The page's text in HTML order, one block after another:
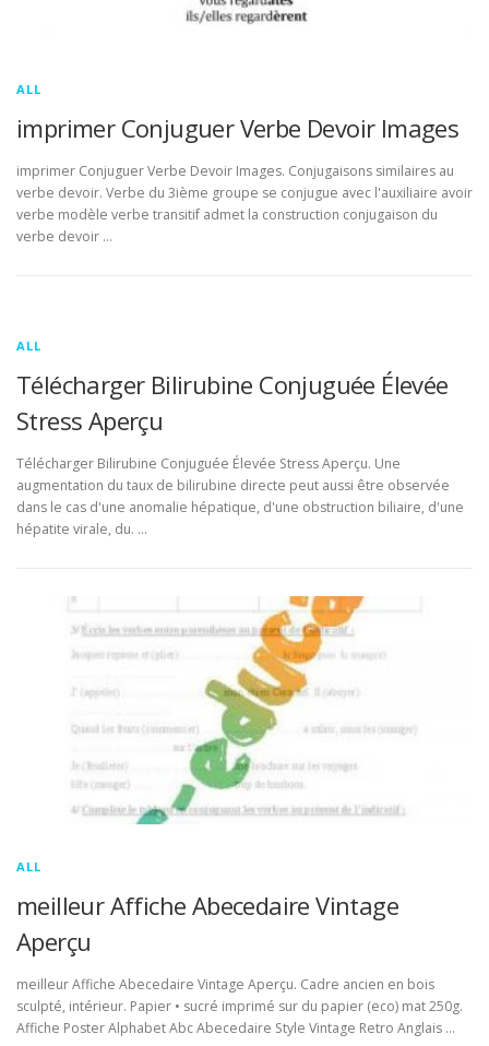
ALL
imprimer Conjuguer Verbe Devoir Images
imprimer Conjuguer Verbe Devoir Images. Conjugaisons similaires au
verbe devoir. Verbe du 3ième groupe se conjugue avec l'auxiliaire avoir
verbe modèle verbe transitif admet la construction conjugaison du
verbe devoir …
ALL
Télécharger Bilirubine Conjuguée Élevée
Stress Aperçu
Télécharger Bilirubine Conjuguée Élevée Stress Aperçu. Une
augmentation du taux de bilirubine directe peut aussi être observée
dans le cas d'une anomalie hépatique, d'une obstruction biliaire, d'une
hépatite virale, du. …
ALL
meilleur Affiche Abecedaire Vintage
Aperçu
meilleur Affiche Abecedaire Vintage Aperçu. Cadre ancien en bois
sculpté, intérieur. Papier • sucré imprimé sur du papier (eco) mat 250g.
Affiche Poster Alphabet Abc Abecedaire Style Vintage Retro Anglais …